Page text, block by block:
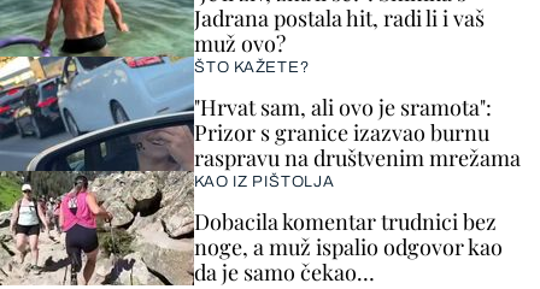
Jadrana postala hit, radi li i vaš
muž ovo?
ŠTO KAŽETE?
"Hrvat sam, ali ovo je sramota":
Prizor s granice izazvao burnu
raspravu na društvenim mrežama
KAO IZ PIŠTOLJA
Dobacila komentar trudnici bez
noge, a muž ispalio odgovor kao
da je samo čekao…